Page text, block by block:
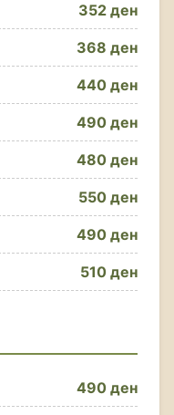
352 ден
368 ден
440 ден
490 ден
480 ден
550 ден
490 ден
510 ден
490 ден